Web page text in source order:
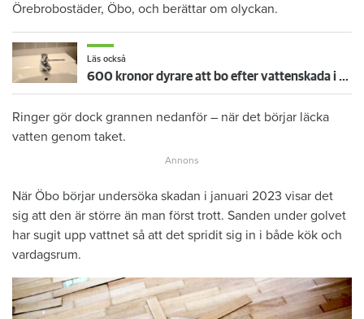
Örebrobostäder, Öbo, och berättar om olyckan.
Läs också
600 kronor dyrare att bo efter vattenskada i Varberg
Ringer gör dock grannen nedanför – när det börjar läcka
vatten genom taket.
När Öbo börjar undersöka skadan i januari 2023 visar det
sig att den är större än man först trott. Sanden under golvet
har sugit upp vattnet så att det spridit sig in i både kök och
vardagsrum.